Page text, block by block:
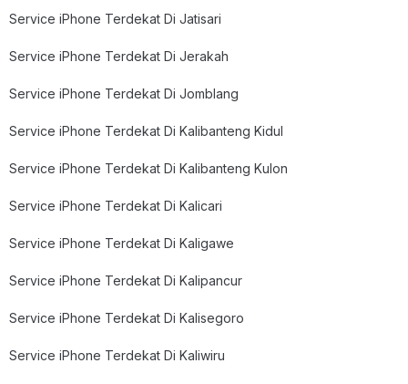
Service iPhone Terdekat Di Jatisari
Service iPhone Terdekat Di Jerakah
Service iPhone Terdekat Di Jomblang
Service iPhone Terdekat Di Kalibanteng Kidul
Service iPhone Terdekat Di Kalibanteng Kulon
Service iPhone Terdekat Di Kalicari
Service iPhone Terdekat Di Kaligawe
Service iPhone Terdekat Di Kalipancur
Service iPhone Terdekat Di Kalisegoro
Service iPhone Terdekat Di Kaliwiru